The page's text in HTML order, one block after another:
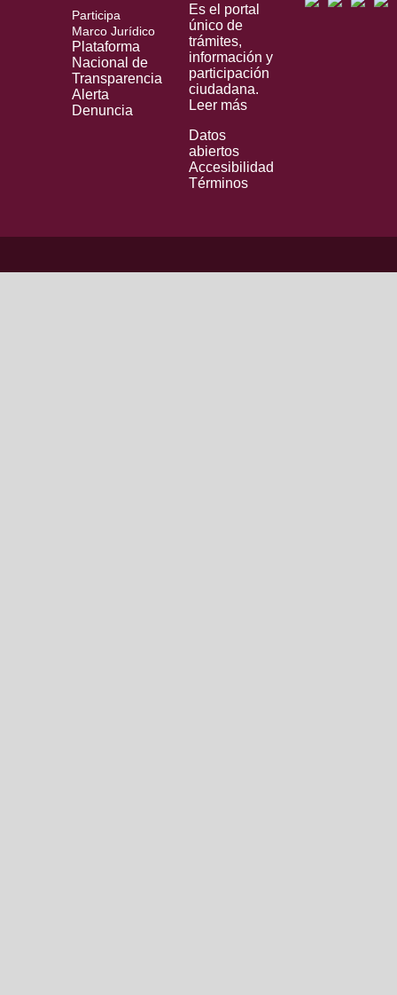
Participa
Marco Jurídico
Plataforma
Nacional de
Transparencia
Alerta
Denuncia
Es el portal
único de
trámites,
información y
participación
ciudadana.
Leer más
Datos
abiertos
Accesibilidad
Términos